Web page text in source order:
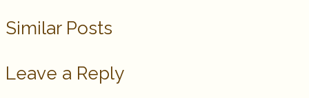
Similar Posts
Leave a Reply